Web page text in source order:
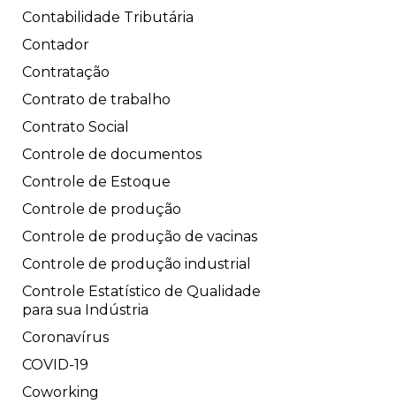
Contabilidade Tributária
Contador
Contratação
Contrato de trabalho
Contrato Social
Controle de documentos
Controle de Estoque
Controle de produção
Controle de produção de vacinas
Controle de produção industrial
Controle Estatístico de Qualidade
para sua Indústria
Coronavírus
COVID-19
Coworking